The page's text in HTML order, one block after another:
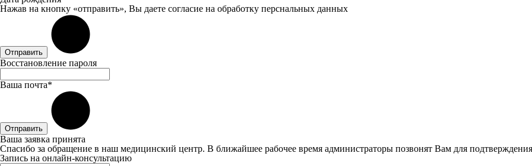
Нажав на кнопку «отправить», Вы даете согласие на обработку перснальных данных
Отправить
Восстановление пароля
Ваша почта*
Отправить
Ваша заявка принята
Спасибо за обращение в наш медицинский центр. В ближайшее рабочее время администраторы позвонят Вам для
Запись на онлайн-консультацию